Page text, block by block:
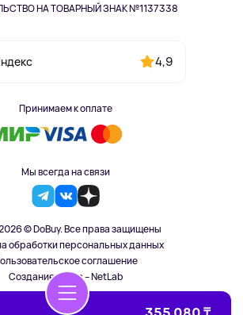
НА ТОВАРНЫЙ ЗНАК №1137338
4,9
Принимаем к оплате
Мы всегда на связи
© DoBuy. Все права защищены
обработки персональных данных
соглашение
Создание сайта – NetLab